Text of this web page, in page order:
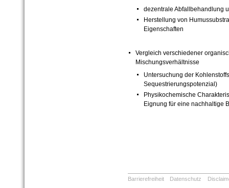
dezentrale Abfallbehandlung
Herstellung von
Eigenschaften
Vergleich verschiedener
Mischungsverhältnisse
Untersuchung der
Sequestrierungspotenzial)
Physikochemische
Eignung für eine nachhaltige
Barrierefreiheit Datenschutz